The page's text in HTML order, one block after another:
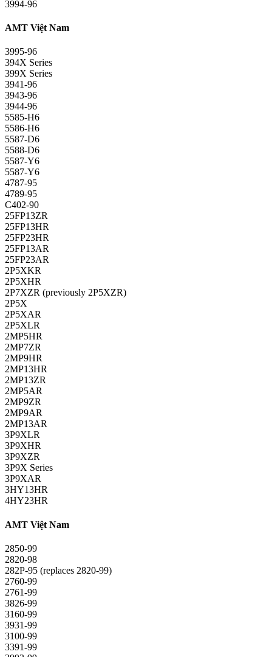
3994-96
AMT Việt Nam
3995-96
394X Series
399X Series
3941-96
3943-96
3944-96
5585-H6
5586-H6
5587-D6
5588-D6
5587-Y6
5587-Y6
4787-95
4789-95
C402-90
25FP13ZR
25FP13HR
25FP23HR
25FP13AR
25FP23AR
2P5XKR
2P5XHR
2P7XZR (previously 2P5XZR)
2P5X
2P5XAR
2P5XLR
2MP5HR
2MP7ZR
2MP9HR
2MP13HR
2MP13ZR
2MP5AR
2MP9ZR
2MP9AR
2MP13AR
3P9XLR
3P9XHR
3P9XZR
3P9X Series
3P9XAR
3HY13HR
4HY23HR
AMT Việt Nam
2850-99
2820-98
282P-95 (replaces 2820-99)
2760-99
2761-99
3826-99
3160-99
3931-99
3100-99
3391-99